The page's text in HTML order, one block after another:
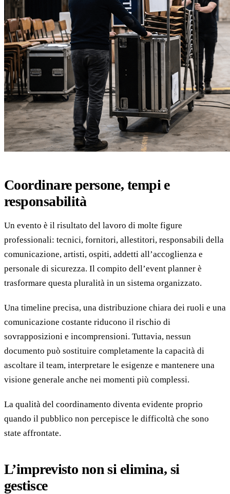
Coordinare persone, tempi e
responsabilità
Un evento è il risultato del lavoro di molte figure
professionali: tecnici, fornitori, allestitori, responsabili della
comunicazione, artisti, ospiti, addetti all’accoglienza e
personale di sicurezza. Il compito dell’event planner è
trasformare questa pluralità in un sistema organizzato.
Una timeline precisa, una distribuzione chiara dei ruoli e una
comunicazione costante riducono il rischio di
sovrapposizioni e incomprensioni. Tuttavia, nessun
documento può sostituire completamente la capacità di
ascoltare il team, interpretare le esigenze e mantenere una
visione generale anche nei momenti più complessi.
La qualità del coordinamento diventa evidente proprio
quando il pubblico non percepisce le difficoltà che sono
state affrontate.
L’imprevisto non si elimina, si
gestisce